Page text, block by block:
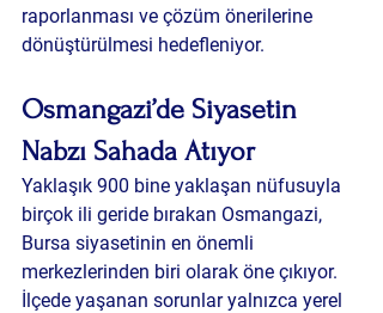
raporlanması ve çözüm önerilerine
dönüştürülmesi hedefleniyor.
Osmangazi’de Siyasetin
Nabzı Sahada Atıyor
Yaklaşık 900 bine yaklaşan nüfusuyla
birçok ili geride bırakan Osmangazi,
Bursa siyasetinin en önemli
merkezlerinden biri olarak öne çıkıyor.
İlçede yaşanan sorunlar yalnızca yerel